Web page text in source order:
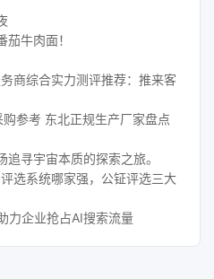
牛肉面！
商综合实力测评推荐：推来客
参考 东北正规生产厂家盘点
追寻宇宙本质的探索之旅。
选系统哪家强，公钲评选三大
力企业抢占AI搜索流量